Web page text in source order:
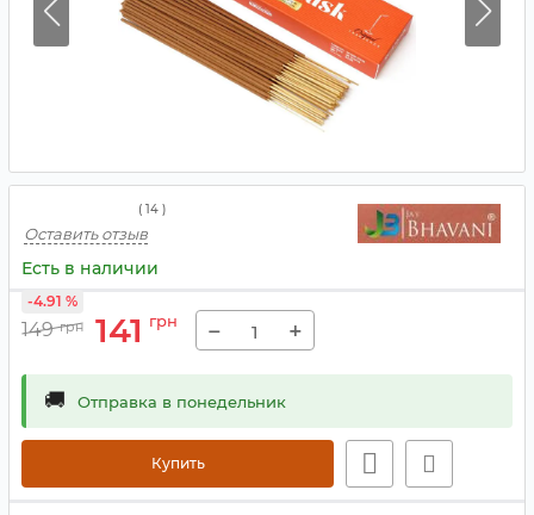
( 14 )
Оставить отзыв
Есть в наличии
149 грн 141 грн
-4.91 %
− +
🚚 Отправка в понедельник
Купить